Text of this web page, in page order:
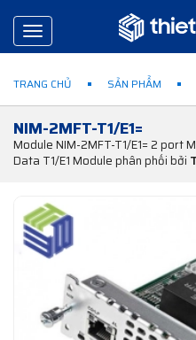
Toggle
navigation
TRANG CHỦ SẢN PHẨM
NIM-2MFT-T1/E1=
Module NIM-2MFT-T1/E1= 2 port
Data T1/E1 Module phân phối bởi